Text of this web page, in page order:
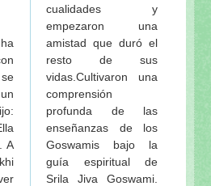
A
cualidades y
empezaron una
amistad que duró el
resto de sus
vidas.Cultivaron una
comprensión
profunda de las
enseñanzas de los
Goswamis bajo la
guía espiritual de
Srila Jiva Goswami.